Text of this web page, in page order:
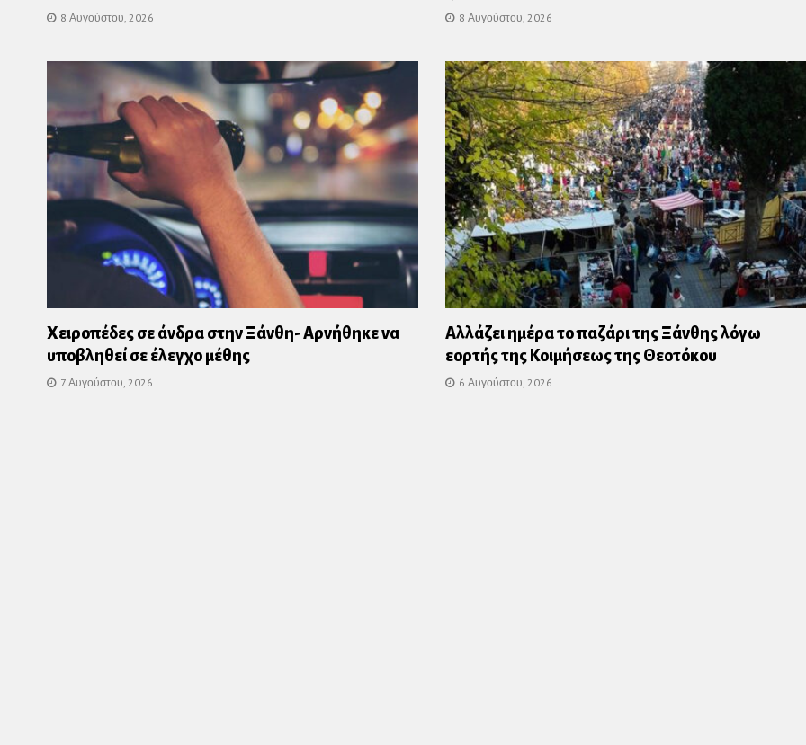
8 Αυγούστου, 2026 8 Αυγούστου, 2026
Χειροπέδες σε άνδρα στην Ξάνθη- Αρνήθηκε να
υποβληθεί σε έλεγχο μέθης
7 Αυγούστου, 2026
Αλλάζει ημέρα το παζάρι της Ξάνθης λόγω
εορτής της Κοιμήσεως της Θεοτόκου
6 Αυγούστου, 2026